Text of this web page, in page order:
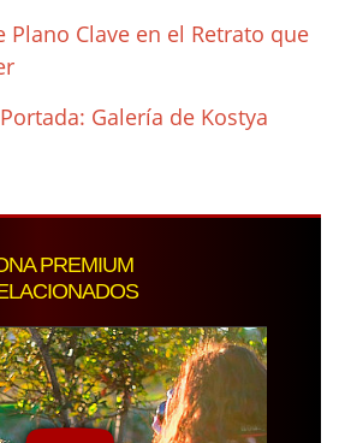
Plano Clave en el Retrato que
Galería de Kostya
PREMIUM